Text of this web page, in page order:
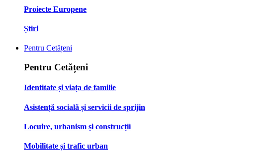
Proiecte Europene
Știri
Pentru Cetățeni
Pentru Cetățeni
Identitate și viața de familie
Asistență socială și servicii de sprijin
Locuire, urbanism și construcții
Mobilitate și trafic urban